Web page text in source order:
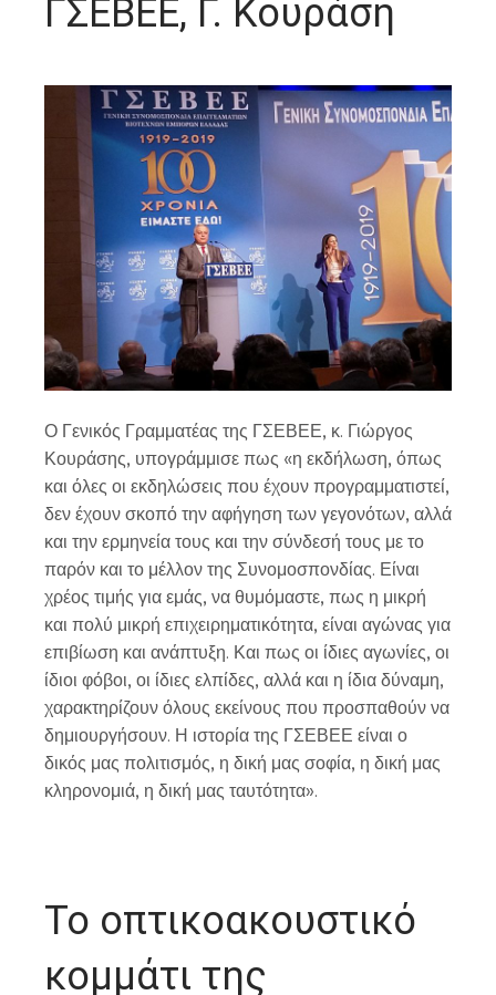
ΓΣΕΒΕΕ, Γ. Κουράση
Ο Γενικός Γραμματέας της ΓΣΕΒΕΕ, κ. Γιώργος
Κουράσης, υπογράμμισε πως «η εκδήλωση, όπως
και όλες οι εκδηλώσεις που έχουν προγραμματιστεί,
δεν έχουν σκοπό την αφήγηση των γεγονότων, αλλά
και την ερμηνεία τους και την σύνδεσή τους με το
παρόν και το μέλλον της Συνομοσπονδίας. Είναι
χρέος τιμής για εμάς, να θυμόμαστε, πως η μικρή
και πολύ μικρή επιχειρηματικότητα, είναι αγώνας για
επιβίωση και ανάπτυξη. Και πως οι ίδιες αγωνίες, οι
ίδιοι φόβοι, οι ίδιες ελπίδες, αλλά και η ίδια δύναμη,
χαρακτηρίζουν όλους εκείνους που προσπαθούν να
δημιουργήσουν. Η ιστορία της ΓΣΕΒΕΕ είναι ο
δικός μας πολιτισμός, η δική μας σοφία, η δική μας
κληρονομιά, η δική μας ταυτότητα».
Το οπτικοακουστικό
κομμάτι της